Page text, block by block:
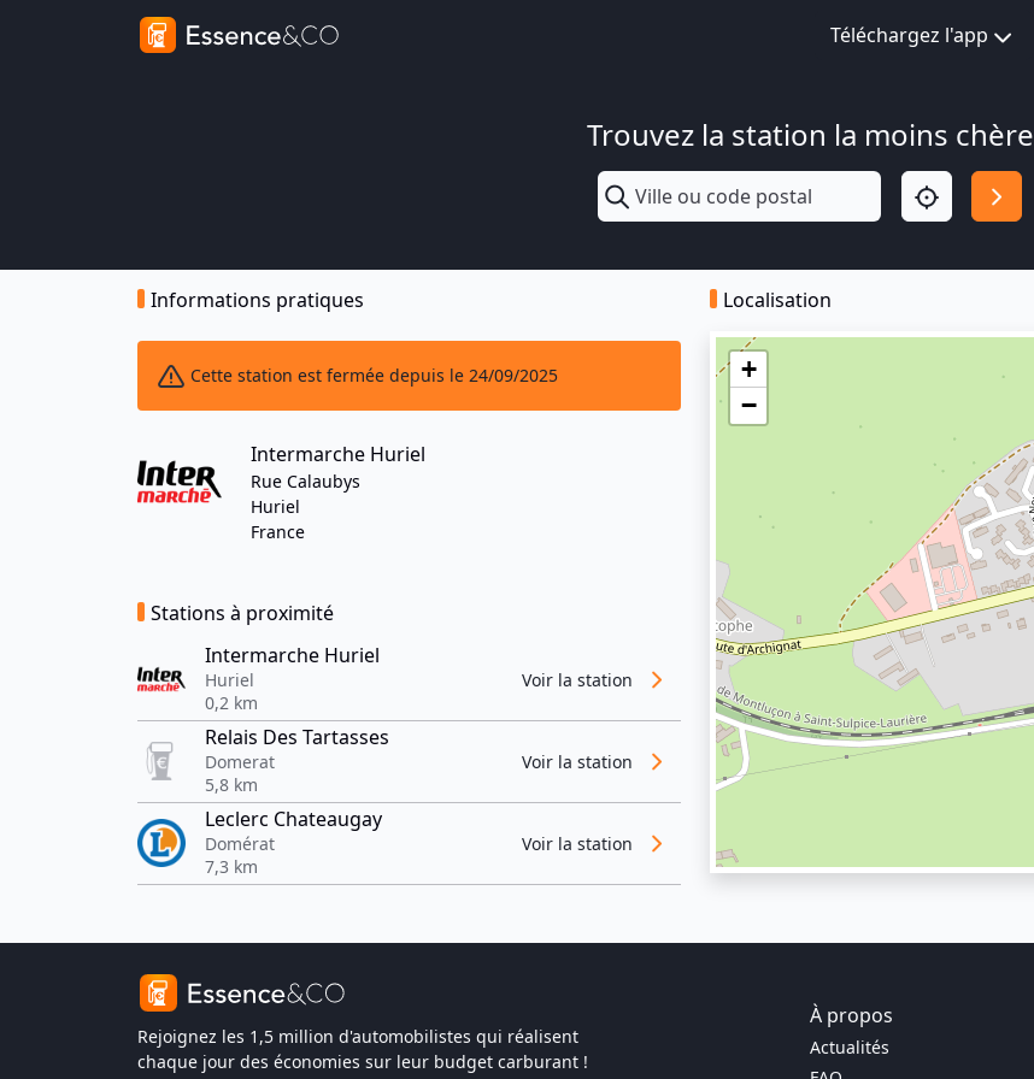
Téléchargez l'app
Trouvez la station la moins chère
Informations pratiques
Cette station est fermée depuis le 24/09/2025
Intermarche Huriel
Rue Calaubys
Huriel
France
Stations à proximité
Intermarche Huriel
Huriel
0,2 km
Voir la station
Relais Des Tartasses
Domerat
5,8 km
Voir la station
Leclerc Chateaugay
Domérat
7,3 km
Voir la station
Localisation
+
−
Rejoignez les 1,5 million d'automobilistes qui réalisent
chaque jour des économies sur leur budget carburant !
À propos
Actualités